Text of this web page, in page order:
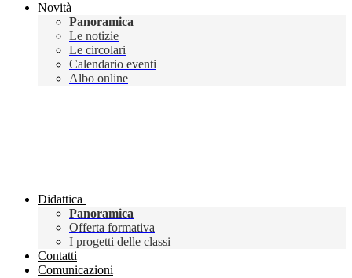
Novità
Panoramica
Le notizie
Le circolari
Calendario eventi
Albo online
Didattica
Panoramica
Offerta formativa
I progetti delle classi
Contatti
Comunicazioni